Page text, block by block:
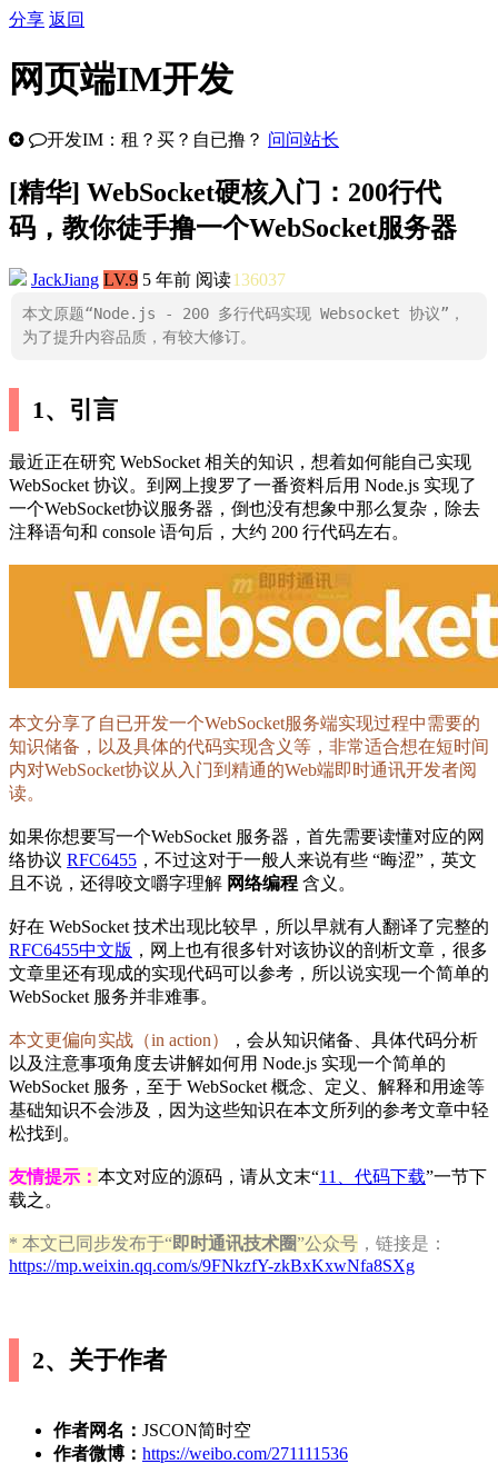
分享 返回
网页端IM开发
开发IM：租？买？自已撸？ 问问站长
[精华] WebSocket硬核入门：200行代
码，教你徒手撸一个WebSocket服务器
JackJiang LV.9 5 年前 阅读136037
本文原题“Node.js - 200 多行代码实现 Websocket 协议”，
为了提升内容品质，有较大修订。
1、引言
最近正在研究 WebSocket 相关的知识，想着如何能自己实现
WebSocket 协议。到网上搜罗了一番资料后用 Node.js 实现了
一个WebSocket协议服务器，倒也没有想象中那么复杂，除去
注释语句和 console 语句后，大约 200 行代码左右。
本文分享了自已开发一个WebSocket服务端实现过程中需要的
知识储备，以及具体的代码实现含义等，非常适合想在短时间
内对WebSocket协议从入门到精通的Web端即时通讯开发者阅
读。
如果你想要写一个WebSocket 服务器，首先需要读懂对应的网
络协议 RFC6455 ，不过这对于一般人来说有些 “晦涩”，英文
且不说，还得咬文嚼字理解 网络编程 含义。
好在 WebSocket 技术出现比较早，所以早就有人翻译了完整的
RFC6455中文版 ，网上也有很多针对该协议的剖析文章，很多
文章里还有现成的实现代码可以参考，所以说实现一个简单的
WebSocket 服务并非难事。
本文更偏向实战（in action）
，会从知识储备、具体代码分析
以及注意事项角度去讲解如何用 Node.js 实现一个简单的
WebSocket 服务，至于 WebSocket 概念、定义、解释和用途等
基础知识不会涉及，因为这些知识在本文所列的参考文章中轻
松找到。
友情提示： 本文对应的源码，请从文末“11、代码下载”一节下
载之。
* 本文已同步发布于“即时通讯技术圈”公众号 ，链接是：
https://mp.weixin.qq.com/s/9FNkzfY-zkBxKxwNfa8SXg
2、关于作者
作者网名： JSCON简时空
作者微博： https://weibo.com/271111536